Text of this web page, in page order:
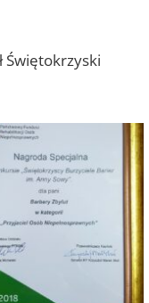
Świętokrzyski